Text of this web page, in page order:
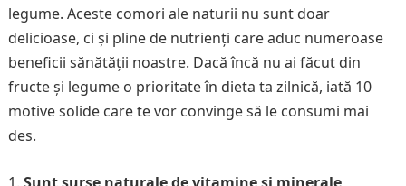
legume. Aceste comori ale naturii nu sunt doar
delicioase, ci și pline de nutrienți care aduc numeroase
beneficii sănătății noastre. Dacă încă nu ai făcut din
fructe și legume o prioritate în dieta ta zilnică, iată 10
motive solide care te vor convinge să le consumi mai
des.